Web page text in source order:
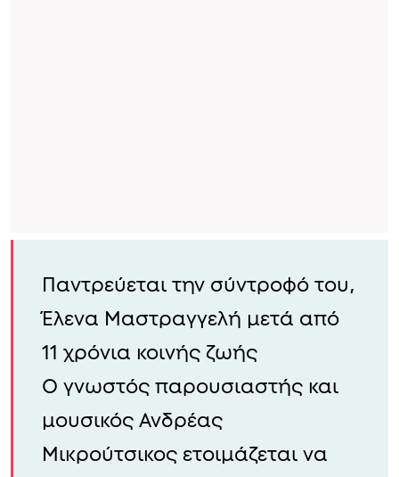
Παντρεύεται την σύντροφό του,
Έλενα Μαστραγγελή μετά από
11 χρόνια κοινής ζωής
Ο γνωστός παρουσιαστής και
μουσικός Ανδρέας
Μικρούτσικος ετοιμάζεται να